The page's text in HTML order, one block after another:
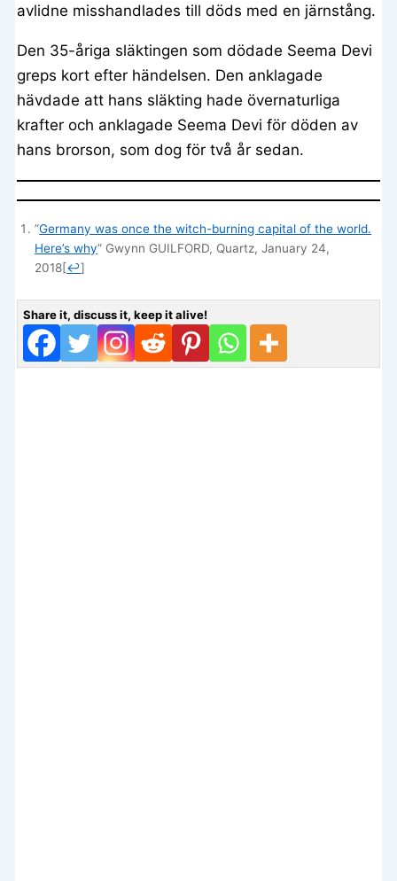
avlidne misshandlades till döds med en järnstång.
Den 35-åriga släktingen som dödade Seema Devi
greps kort efter händelsen. Den anklagade
hävdade att hans släkting hade övernaturliga
krafter och anklagade Seema Devi för döden av
hans brorson, som dog för två år sedan.
”Germany was once the witch-burning capital of the world.
Here’s why” Gwynn GUILFORD, Quartz, January 24,
2018[↩]
Share it, discuss it, keep it alive!